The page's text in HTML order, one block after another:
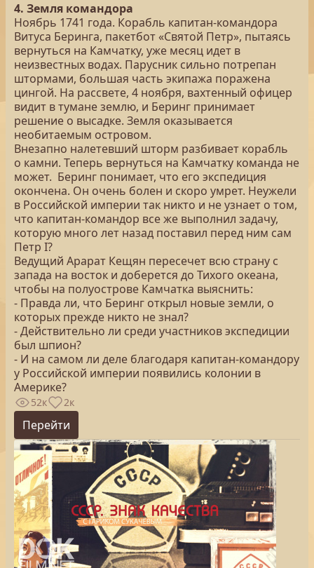
4. Земля командора
Ноябрь 1741 года. Корабль капитан-командора
Витуса Беринга, пакетбот «Святой Петр», пытаясь
вернуться на Камчатку, уже месяц идет в
неизвестных водах. Парусник сильно потрепан
штормами, большая часть экипажа поражена
цингой. На рассвете, 4 ноября, вахтенный офицер
видит в тумане землю, и Беринг принимает
решение о высадке. Земля оказывается
необитаемым островом.
Внезапно налетевший шторм разбивает корабль
о камни. Теперь вернуться на Камчатку команда не
может. Беринг понимает, что его экспедиция
окончена. Он очень болен и скоро умрет. Неужели
в Российской империи так никто и не узнает о том,
что капитан-командор все же выполнил задачу,
которую много лет назад поставил перед ним сам
Петр I?
Ведущий Арарат Кещян пересечет всю страну с
запада на восток и доберется до Тихого океана,
чтобы на полуострове Камчатка выяснить:
- Правда ли, что Беринг открыл новые земли, о
которых прежде никто не знал?
- Действительно ли среди участников экспедиции
был шпион?
- И на самом ли деле благодаря капитан-командору
у Российской империи появились колонии в
Америке?
52к 2к
Перейти